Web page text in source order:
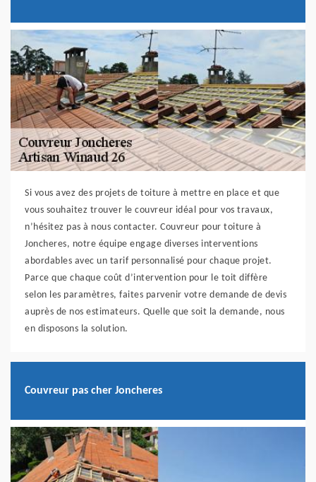
Si vous avez des projets de toiture à mettre en place et que
vous souhaitez trouver le couvreur idéal pour vos travaux,
n’hésitez pas à nous contacter. Couvreur pour toiture à
Joncheres, notre équipe engage diverses interventions
abordables avec un tarif personnalisé pour chaque projet.
Parce que chaque coût d’intervention pour le toit diffère
selon les paramètres, faites parvenir votre demande de devis
auprès de nos estimateurs. Quelle que soit la demande, nous
en disposons la solution.
Couvreur pas cher Joncheres